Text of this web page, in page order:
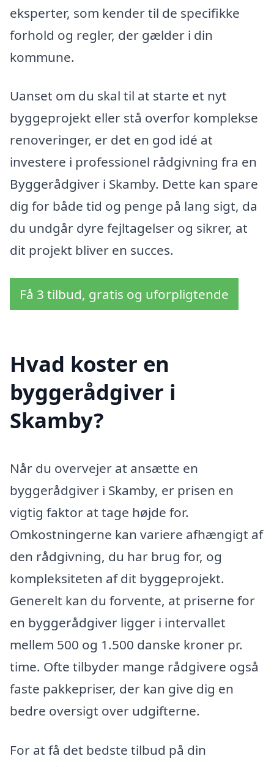
eksperter, som kender til de specifikke
forhold og regler, der gælder i din
kommune.
Uanset om du skal til at starte et nyt
byggeprojekt eller stå overfor komplekse
renoveringer, er det en god idé at
investere i professionel rådgivning fra en
Byggerådgiver i Skamby. Dette kan spare
dig for både tid og penge på lang sigt, da
du undgår dyre fejltagelser og sikrer, at
dit projekt bliver en succes.
Få 3 tilbud, gratis og uforpligtende
Hvad koster en
byggerådgiver i
Skamby?
Når du overvejer at ansætte en
byggerådgiver i Skamby, er prisen en
vigtig faktor at tage højde for.
Omkostningerne kan variere afhængigt af
den rådgivning, du har brug for, og
kompleksiteten af dit byggeprojekt.
Generelt kan du forvente, at priserne for
en byggerådgiver ligger i intervallet
mellem 500 og 1.500 danske kroner pr.
time. Ofte tilbyder mange rådgivere også
faste pakkepriser, der kan give dig en
bedre oversigt over udgifterne.
For at få det bedste tilbud på din